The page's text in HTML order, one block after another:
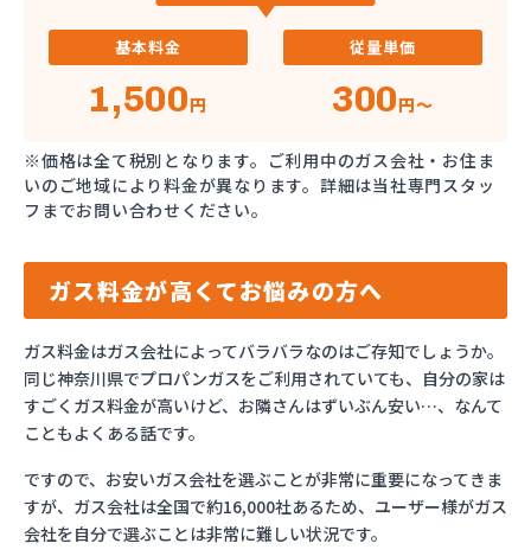
基本料金
1,500円
従量単価
300円～
※価格は全て税別となります。ご利用中のガス会社・お住ま
いのご地域により料金が異なります。詳細は当社専門スタッ
フまでお問い合わせください。
ガス料金が高くてお悩みの方へ
ガス料金はガス会社によってバラバラなのはご存知でしょうか。
同じ神奈川県でプロパンガスをご利用されていても、自分の家は
すごくガス料金が高いけど、お隣さんはずいぶん安い…、なんて
こともよくある話です。
ですので、お安いガス会社を選ぶことが非常に重要になってきま
すが、ガス会社は全国で約16,000社あるため、ユーザー様がガス
会社を自分で選ぶことは非常に難しい状況です。